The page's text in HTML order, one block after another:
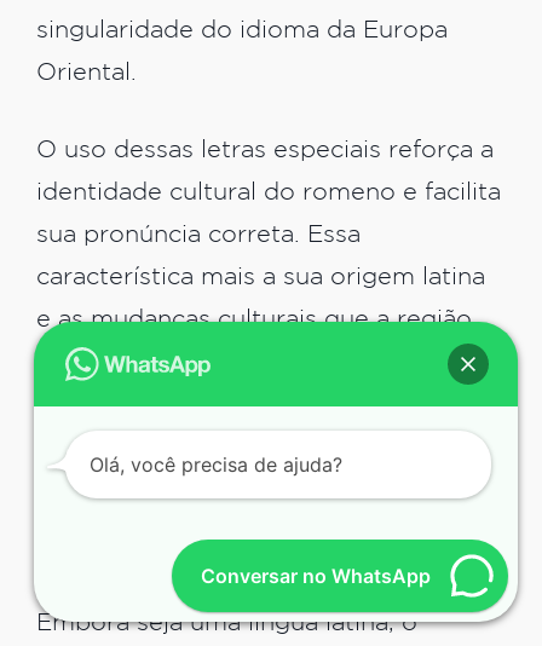
singularidade do idioma da Europa
Oriental.
O uso dessas letras especiais reforça a
identidade cultural do romeno e facilita
sua pronúncia correta. Essa
característica mais a sua origem latina
e as mudanças culturais que a região
sofreu transformaram o idioma em um
dos mais singulares e únicos do
mundo.
vocabulário
Embora seja uma língua latina, o
Conversar no WhatsApp
Olá, você precisa de ajuda?